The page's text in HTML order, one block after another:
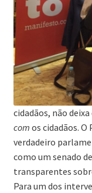
cidadãos, não
com os cidadãos.
verdadeiro
como um senado
transparentes
Para um dos